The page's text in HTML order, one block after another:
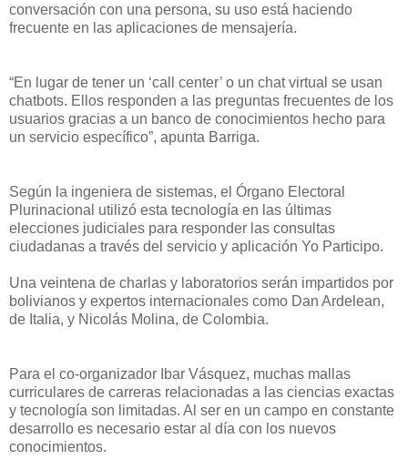
conversación con una persona, su uso está haciendo
frecuente en las aplicaciones de mensajería.
“En lugar de tener un ‘call center’ o un chat virtual se usan
chatbots. Ellos responden a las preguntas frecuentes de los
usuarios gracias a un banco de conocimientos hecho para
un servicio específico”, apunta Barriga.
Según la ingeniera de sistemas, el Órgano Electoral
Plurinacional utilizó esta tecnología en las últimas
elecciones judiciales para responder las consultas
ciudadanas a través del servicio y aplicación Yo Participo.
Una veintena de charlas y laboratorios serán impartidos por
bolivianos y expertos internacionales como Dan Ardelean,
de Italia, y Nicolás Molina, de Colombia.
Para el co-organizador Ibar Vásquez, muchas mallas
curriculares de carreras relacionadas a las ciencias exactas
y tecnología son limitadas. Al ser en un campo en constante
desarrollo es necesario estar al día con los nuevos
conocimientos.